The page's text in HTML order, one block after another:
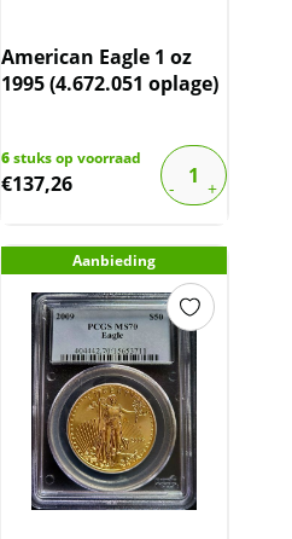
American Eagle 1 oz
1995 (4.672.051 oplage)
6stuks op voorraad
€137,26
Aanbieding